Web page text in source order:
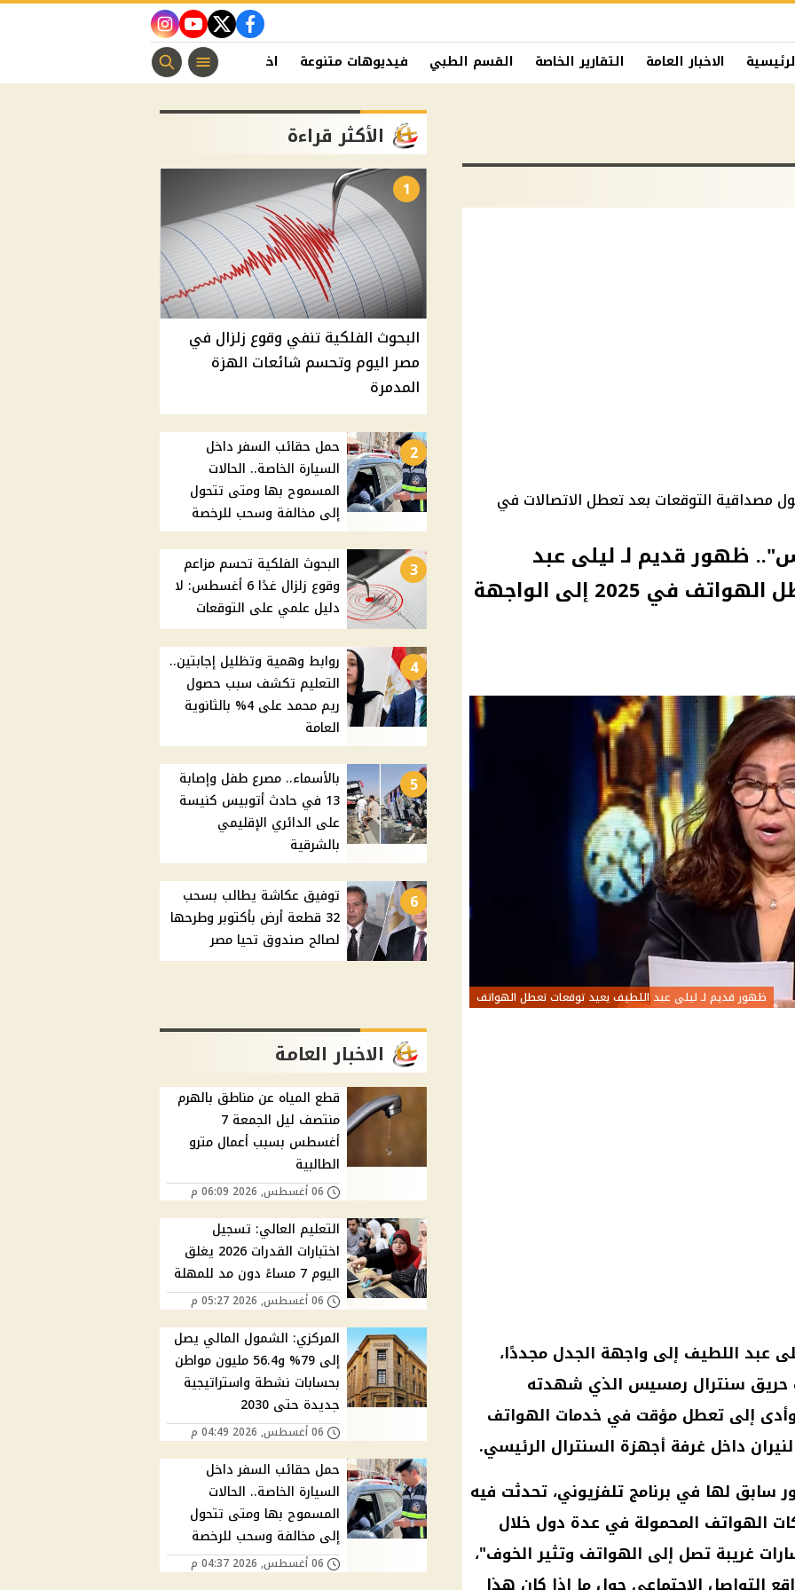
facebook
twitter
youtube
instagram
الاخبار العامة التقارير الخاصة القسم الطبي فيديوهات متنوعة اخبار الفن منوعات مسيحية
مصداقية التوقعات بعد تعطل الاتصالات في
ظهور قديم لـ ليلى عبد
اللطيف يعيد توقعات تعطل الهواتف في 2025 إلى الواجهة
ظهور قديم لـ ليلى عبد اللطيف يعيد توقعات تعطل الهواتف
عبد اللطيف إلى واجهة الجدل مجددًا،
حريق سنترال رمسيس الذي شهدته
وأدى إلى تعطل مؤقت في خدمات الهواتف
داخل غرفة أجهزة السنترال الرئيسي.
سابق لها في برنامج تلفزيوني، تحدثت فيه
الهواتف المحمولة في عدة دول خلال
إشارات غريبة تصل إلى الهواتف وتثير الخوف"،
الأكثر قراءة
1
البحوث الفلكية تنفي وقوع زلزال في
مصر اليوم وتحسم شائعات الهزة
المدمرة
2
حمل حقائب السفر داخل
السيارة الخاصة.. الحالات
المسموح بها ومتى تتحول
إلى مخالفة وسحب للرخصة
3
البحوث الفلكية تحسم مزاعم
وقوع زلزال غدًا 6 أغسطس: لا
دليل علمي على التوقعات
4
روابط وهمية وتظليل إجابتين..
التعليم تكشف سبب حصول
ريم محمد على 4% بالثانوية
العامة
5
بالأسماء.. مصرع طفل وإصابة
13 في حادث أتوبيس كنيسة
على الدائري الإقليمي
بالشرقية
6
توفيق عكاشة يطالب بسحب
32 قطعة أرض بأكتوبر وطرحها
لصالح صندوق تحيا مصر
الاخبار العامة
قطع المياه عن مناطق بالهرم
منتصف ليل الجمعة 7
أغسطس بسبب أعمال مترو
الطالبية
06 أغسطس, 2026 06:09 م
التعليم العالي: تسجيل
اختبارات القدرات 2026 يغلق
اليوم 7 مساءً دون مد للمهلة
06 أغسطس, 2026 05:27 م
المركزي: الشمول المالي يصل
إلى 79% و56.4 مليون مواطن
بحسابات نشطة واستراتيجية
جديدة حتى 2030
06 أغسطس, 2026 04:49 م
حمل حقائب السفر داخل
السيارة الخاصة.. الحالات
المسموح بها ومتى تتحول
إلى مخالفة وسحب للرخصة
06 أغسطس, 2026 04:37 م